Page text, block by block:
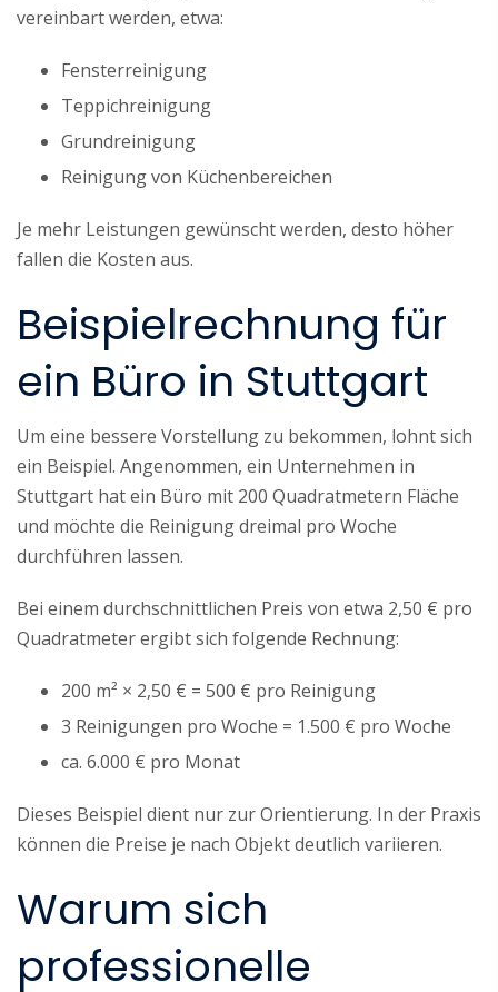
vereinbart werden, etwa:
Fensterreinigung
Teppichreinigung
Grundreinigung
Reinigung von Küchenbereichen
Je mehr Leistungen gewünscht werden, desto höher
fallen die Kosten aus.
Beispielrechnung für
ein Büro in Stuttgart
Um eine bessere Vorstellung zu bekommen, lohnt sich
ein Beispiel. Angenommen, ein Unternehmen in
Stuttgart hat ein Büro mit 200 Quadratmetern Fläche
und möchte die Reinigung dreimal pro Woche
durchführen lassen.
Bei einem durchschnittlichen Preis von etwa 2,50 € pro
Quadratmeter ergibt sich folgende Rechnung:
200 m² × 2,50 € = 500 € pro Reinigung
3 Reinigungen pro Woche = 1.500 € pro Woche
ca. 6.000 € pro Monat
Dieses Beispiel dient nur zur Orientierung. In der Praxis
können die Preise je nach Objekt deutlich variieren.
Warum sich
professionelle